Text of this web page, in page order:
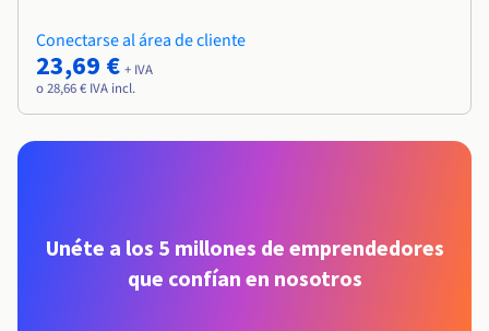
Conectarse al área de cliente
23,69 € + IVA
o 28,66 € IVA incl.
Unéte a los 5 millones de emprendedores
que confían en nosotros